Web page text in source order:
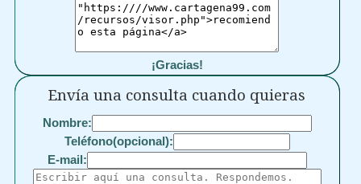
¡Gracias!
Envía una consulta cuando quieras
Nombre:
Teléfono(opcional):
E-mail: